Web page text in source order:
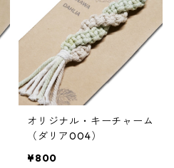
オリジナル・キーチャーム
（ダリア004）
¥800